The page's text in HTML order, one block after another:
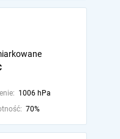
1006 hPa
70%